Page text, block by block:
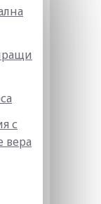
с
вера